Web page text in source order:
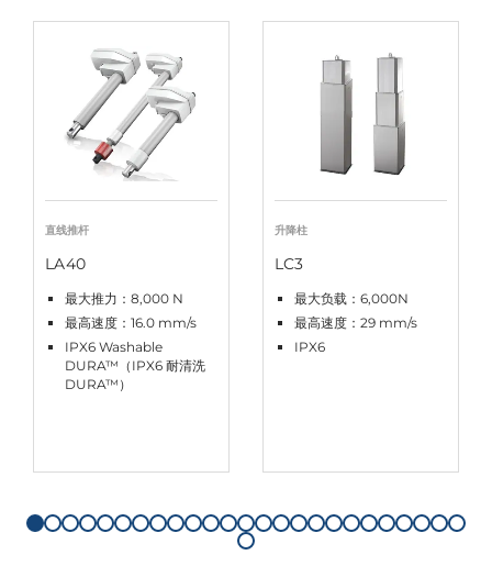
直线推杆
LA40
最大推力：8,000 N
最高速度：16.0 mm/s
IPX6 Washable
DURA™（IPX6 耐清洗
DURA™）
升降柱
LC3
最大负载：6,000N
最高速度：29 mm/s
IPX6